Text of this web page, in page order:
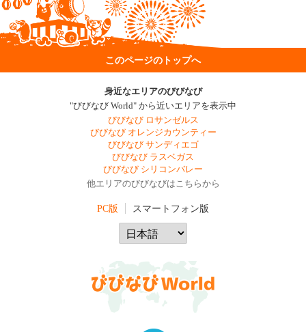
このページのトップへ
身近なエリアのびびなび
"びびなび World" から近いエリアを表示中
びびなび ロサンゼルス
びびなび オレンジカウンティー
びびなび サンディエゴ
びびなび ラスベガス
びびなび シリコンバレー
他エリアのびびなびはこちらから
PC版 スマートフォン版